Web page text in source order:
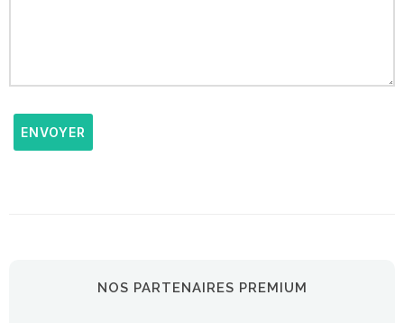
ENVOYER
NOS PARTENAIRES PREMIUM